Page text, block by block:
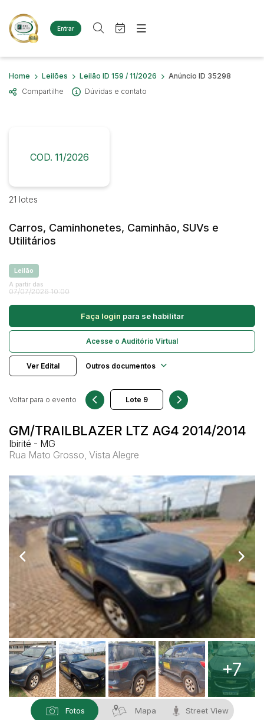
Entrar
Criar conta Entrar
Site
Agenda
Quem Somos
Diversos
Imóveis
Terreno
Sucata Ferrosa
Veículos
Caminhonetes
Carros
Máquina Varredeira
Motos
SUV
Busca por palavra-chave
Bairro
Judiciais Extrajudiciais
Faixa de valor
Quem Somos
Home Leilões Leilão ID 159 / 11/2026
Anúncio ID 35298
Compartilhe
Dúvidas e contato
COD. 11/2026
21 lotes
Carros, Caminhonetes, Caminhão, SUVs e
Utilitários
Leilão
A partir das
07/07/2026 10:00
Faça login para se habilitar
Acesse o Auditório Virtual
Ver Edital Outros documentos
GM/TRAILBLAZER LTZ AG4 2014/2014
Ibirité - MG
Rua Mato Grosso, Vista Alegre
Voltar para o evento
+7
Fotos Mapa Street View